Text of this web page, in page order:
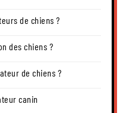
de chiens ?
des chiens ?
de chiens ?
canin